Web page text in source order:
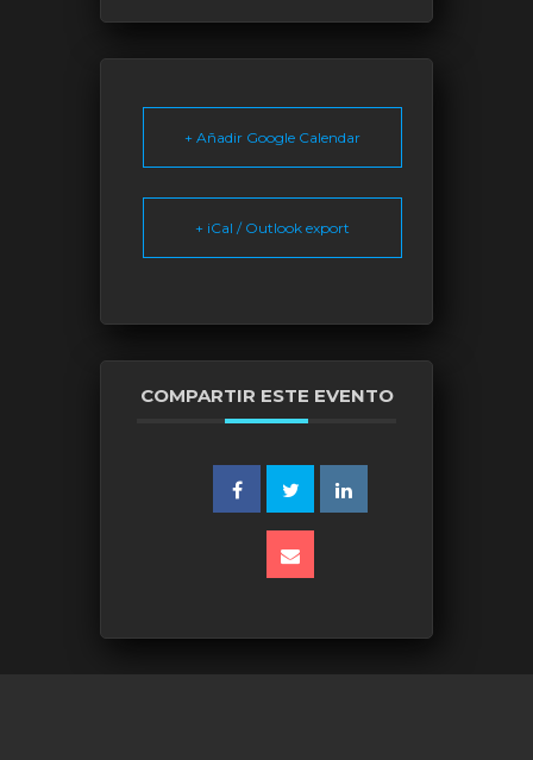
+ Añadir Google Calendar
+ iCal / Outlook export
COMPARTIR ESTE EVENTO